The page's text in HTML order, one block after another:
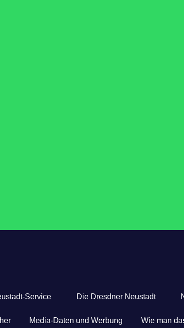
Service Die Dresdner Neustadt
Media-Daten und Werbung Wie man